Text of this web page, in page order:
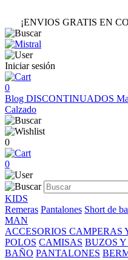
¡ENVIOS GRATIS EN
Iniciar sesión
0
Blog DISCONTINUADOS
Calzado
0
0
KIDS
Remeras Pantalones Short de
MAN
ACCESORIOS CAMPERAS
POLOS CAMISAS BUZOS
BAÑO PANTALONES